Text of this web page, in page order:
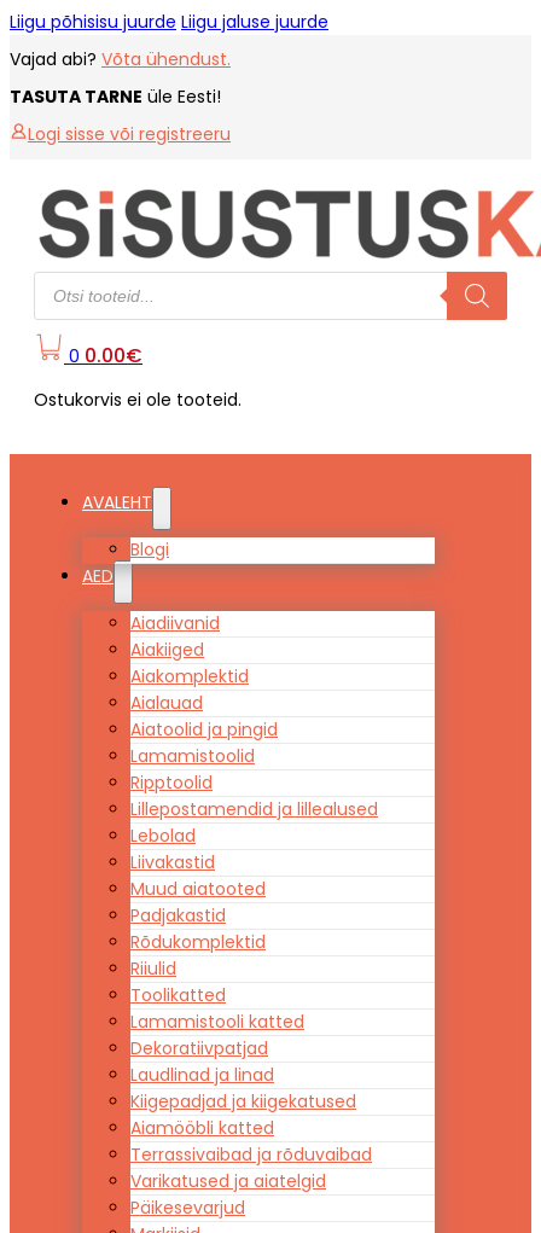
Liigu põhisisu juurde Liigu jaluse juurde
Vajad abi? Võta ühendust.
TASUTA TARNE üle Eesti!
Logi sisse või registreeru
Products
search
0 0.00€
Ostukorvis ei ole tooteid.
AVALEHT
Blogi
AED
Aiadiivanid
Aiakiiged
Aiakomplektid
Aialauad
Aiatoolid ja pingid
Lamamistoolid
Ripptoolid
Lillepostamendid ja lillealused
Lebolad
Liivakastid
Muud aiatooted
Padjakastid
Rõdukomplektid
Riiulid
Toolikatted
Lamamistooli katted
Dekoratiivpatjad
Laudlinad ja linad
Kiigepadjad ja kiigekatused
Aiamööbli katted
Terrassivaibad ja rõduvaibad
Varikatused ja aiatelgid
Päikesevarjud